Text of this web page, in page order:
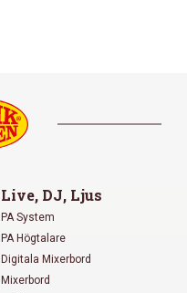
Live, DJ, Ljus
PA System
PA Högtalare
Digitala Mixerbord
Mixerbord